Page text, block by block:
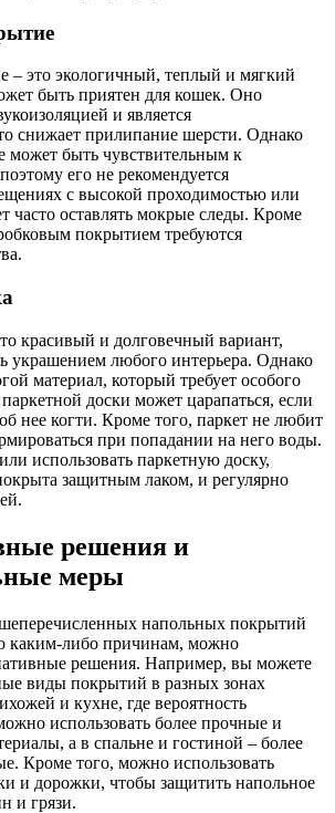
– это экологичный, теплый и мягкий
быть приятен для кошек. Оно
и является
снижает прилипание шерсти. Однако
может быть чувствительным к
его не рекомендуется
с высокой проходимостью или
часто оставлять мокрые следы. Кроме
покрытием требуются
красивый и долговечный вариант,
украшением любого интерьера. Однако
материал, который требует особого
доски может царапаться, если
нее когти. Кроме того, паркет не любит
при попадании на него воды.
использовать паркетную доску,
защитным лаком, и регулярно
решения и
меры
напольных покрытий
каким-либо причинам, можно
решения. Например, вы можете
виды покрытий в разных зонах
и кухне, где вероятность
использовать более прочные и
а в спальне и гостиной – более
Кроме того, можно использовать
и дорожки, чтобы защитить напольное
и грязи.